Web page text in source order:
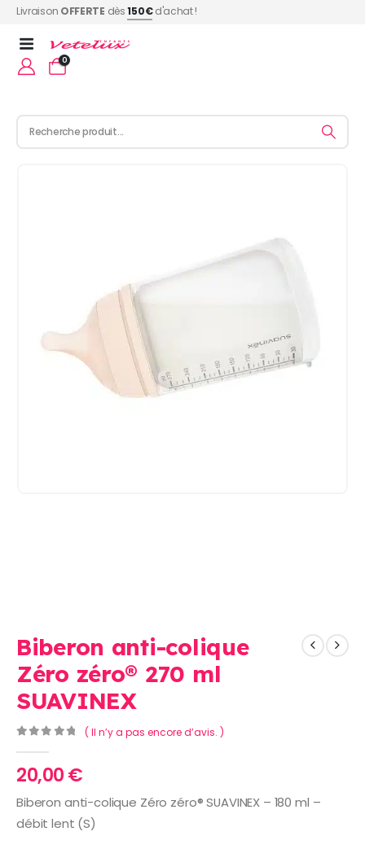
Livraison OFFERTE dès150€d'achat !
0
Biberon anti-colique
Zéro zéro® 270 ml
SUAVINEX
( Il n’y a pas encore d’avis. )
20,00€
Biberon anti-colique Zéro zéro® SUAVINEX – 180 ml –
débit lent (S)